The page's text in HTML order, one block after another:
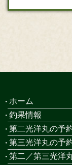
ホーム
釣果情報
第二光洋丸の予
第三光洋丸の予
第二／第三光洋